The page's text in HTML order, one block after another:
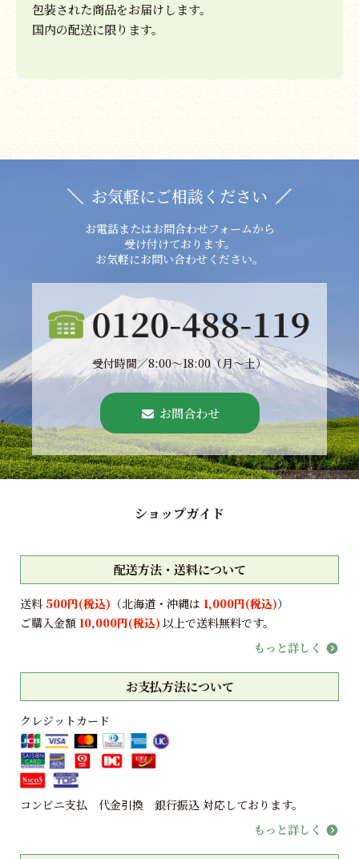
包装された商品をお届けします。
国内の配送に限ります。
お気軽にご相談ください
お電話またはお問合わせフォームから
受け付けております。
お気軽にお問い合わせください。
受付時間／8:00〜18:00（月〜土）
お問合わせ
ショップガイド
配送方法・送料について
送料 500円(税込) （北海道・沖縄は 1,000円(税込)）
ご購入金額 10,000円(税込) 以上で送料無料です。
もっと詳しく
お支払方法について
クレジットカード
コンビニ支払 代金引換 銀行振込 対応しております。
もっと詳しく